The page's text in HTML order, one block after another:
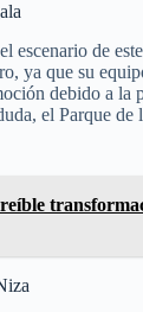
escenario de
ya que su
debido a
el Parque